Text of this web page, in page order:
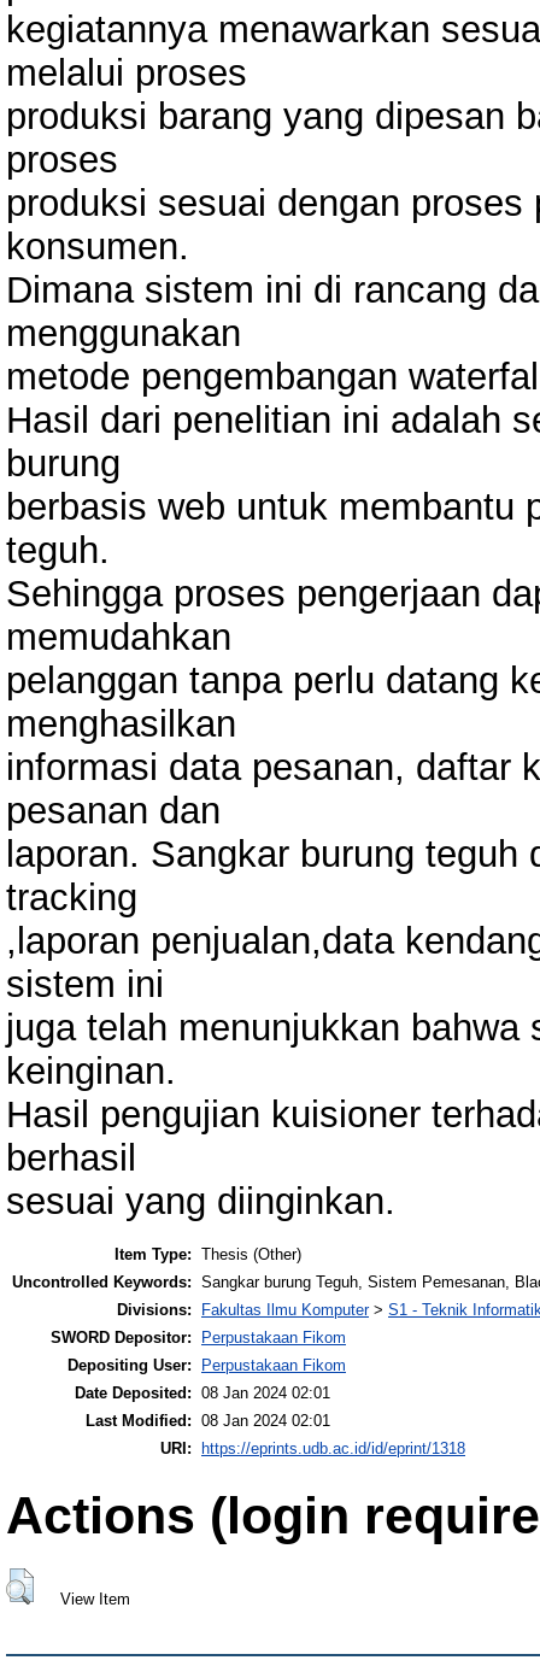
kegiatannya menawarkan
melalui proses
produksi barang yang dipesan
proses
produksi sesuai dengan
konsumen.
Dimana sistem ini di rancang
menggunakan
metode pengembangan
Hasil dari penelitian ini adalah
burung
berbasis web untuk membantu
teguh.
Sehingga proses pengerjaan
memudahkan
pelanggan tanpa perlu datang
menghasilkan
informasi data pesanan, daftar
pesanan dan
laporan. Sangkar burung
tracking
,laporan penjualan,data
sistem ini
juga telah menunjukkan
keinginan.
Hasil pengujian kuisioner
berhasil
sesuai yang diinginkan.
Item Type: Thesis (Other)
Uncontrolled Keywords: Sangkar burung Teguh, Sistem Pemesanan,
Divisions:
Fakultas Ilmu Komputer> S1 - Teknik
SWORD Depositor:
Perpustakaan Fikom
Depositing User:
Perpustakaan Fikom
Date Deposited: 08 Jan 2024 02:01
Last Modified: 08 Jan 2024 02:01
URI:
https://eprints.udb.ac.id/id/eprint/1318
Actions (login
View Item